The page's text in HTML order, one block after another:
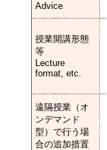
Advice
授業開講形態
等
Lecture
format, etc.
遠隔授業（オ
ンデマンド
型）で行う場
合の追加措置